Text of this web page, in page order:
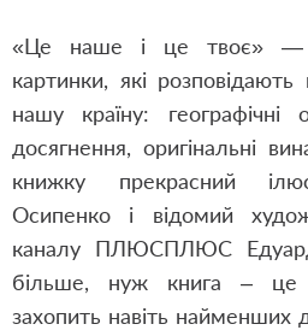
«Це наше і це твоє» —
картинки, які
нашу країну: географічні
досягнення, оригінальні
книжку прекрасний
Осипенко і відомий
каналу ПЛЮСПЛЮС
більше, нуж книга – це
захопить навіть найменших